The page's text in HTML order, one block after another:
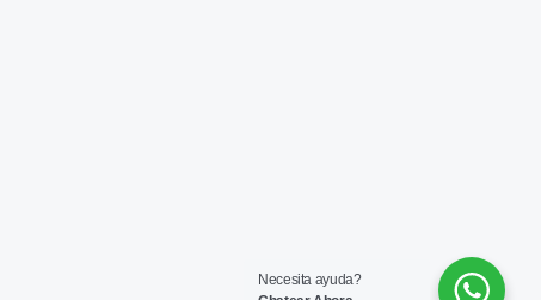
Necesita ayuda?